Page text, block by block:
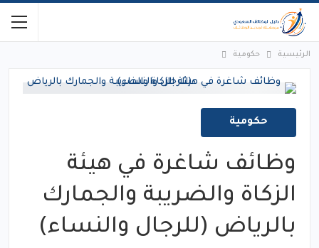
الرئيسية حكومية
حكومية
وظائف شاغرة في هيئة
الزكاة والضريبة والجمارك
بالرياض (للرجال والنساء)